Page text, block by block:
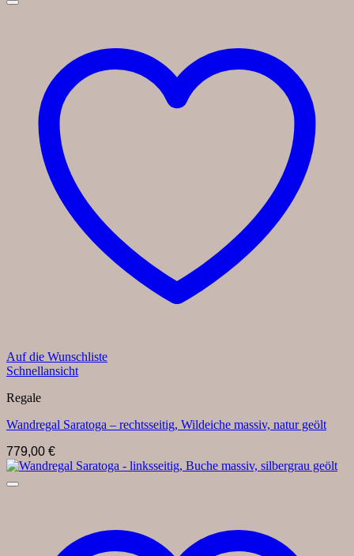
Auf die Wunschliste
Schnellansicht
Regale
Wandregal Saratoga – rechtsseitig, Wildeiche massiv, natur geölt
779,00 €